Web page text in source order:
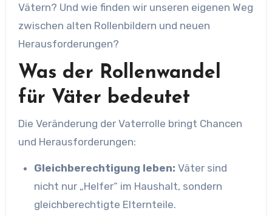
Vätern? Und wie finden wir unseren eigenen Weg
zwischen alten Rollenbildern und neuen
Herausforderungen?
Was der Rollenwandel
für Väter bedeutet
Die Veränderung der Vaterrolle bringt Chancen
und Herausforderungen:
Gleichberechtigung leben: Väter sind
nicht nur „Helfer“ im Haushalt, sondern
gleichberechtigte Elternteile.